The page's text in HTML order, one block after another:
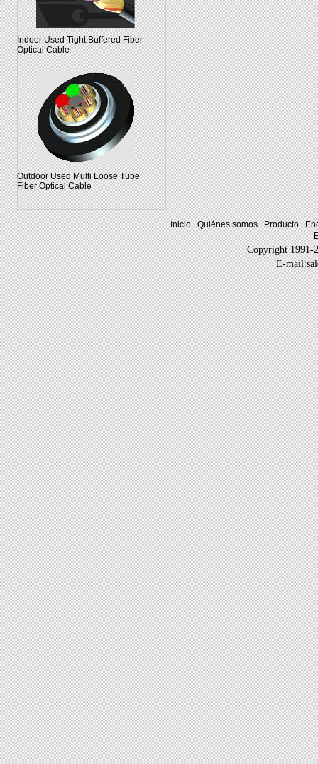
Indoor Used Tight Buffered Fiber
Optical Cable
Outdoor Used Multi Loose Tube
Fiber Optical Cable
Inicio|Quiénes somos|Producto|
Copyright 1991-
E-